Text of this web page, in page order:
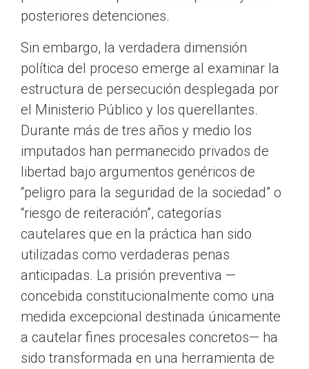
posteriores detenciones.
Sin embargo, la verdadera dimensión
política del proceso emerge al examinar la
estructura de persecución desplegada por
el Ministerio Público y los querellantes.
Durante más de tres años y medio los
imputados han permanecido privados de
libertad bajo argumentos genéricos de
“peligro para la seguridad de la sociedad” o
“riesgo de reiteración”, categorías
cautelares que en la práctica han sido
utilizadas como verdaderas penas
anticipadas. La prisión preventiva —
concebida constitucionalmente como una
medida excepcional destinada únicamente
a cautelar fines procesales concretos— ha
sido transformada en una herramienta de